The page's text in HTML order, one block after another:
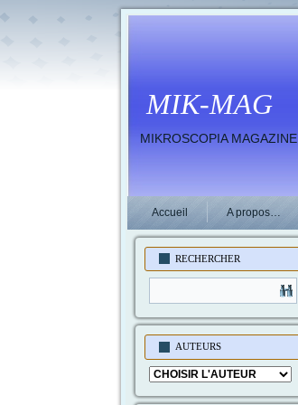
MIK-MAG
MIKROSCOPIA MAGAZINE
Accueil A propos…
RECHERCHER
AUTEURS